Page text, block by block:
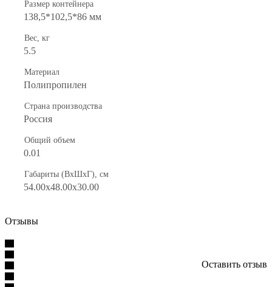
Размер контейнера
138,5*102,5*86 мм
Вес, кг
5.5
Материал
Полипропилен
Страна производства
Россия
Общий объем
0.01
Габариты (ВхШхГ), см
54.00x48.00x30.00
Отзывы
Оставить отзыв